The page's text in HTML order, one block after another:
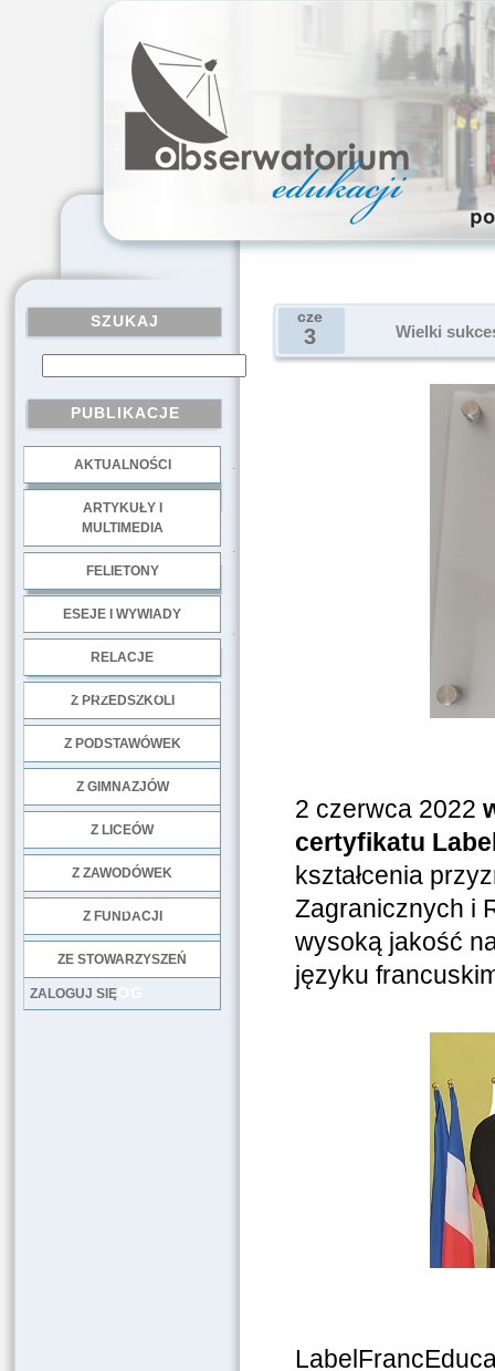
SZUKAJ
PUBLIKACJE
AKTUALNOŚCI
ARTYKUŁY I
MULTIMEDIA
FELIETONY
ESEJE I WYWIADY
RELACJE
Z PRZEDSZKOLI
Z PODSTAWÓWEK
Z GIMNAZJÓW
Z LICEÓW
Z ZAWODÓWEK
Z FUNDACJI
ZE STOWARZYSZEŃ
LOG
ZALOGUJ SIĘ
cze
3 Wielki
2 czerwca 2022
certyfikatu
kształcenia
Zagranicznych i
wysoką jakość
języku